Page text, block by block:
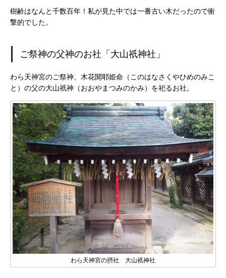
樹齢はなんと千数百年！私が見た中では一番古い木だったので衝
撃的でした。
ご祭神の父神のお社「大山祇神社」
わら天神宮のご祭神、木花開耶姫命（このはなさくやひめのみこ
と）の父の大山祇神（おおやまつみのかみ）を祀るお社。
わら天神宮の摂社 大山祇神社